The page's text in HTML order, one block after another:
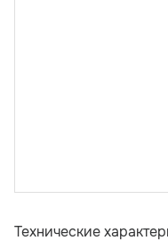
Технические